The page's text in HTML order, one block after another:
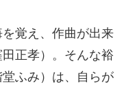
覚え、作曲が出来
正孝）。そんな裕
ふみ）は、自らが